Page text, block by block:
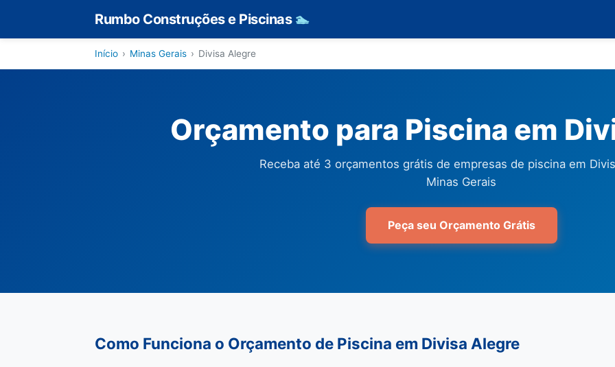
Rumbo Construções e Piscinas 🏊
Início › Minas Gerais › Divisa Alegre
Orçamento para Piscina em
Receba até 3 orçamentos grátis de empresas de piscina em
Minas Gerais
Peça seu Orçamento Grátis
Como Funciona o Orçamento de Piscina em Divisa Alegre